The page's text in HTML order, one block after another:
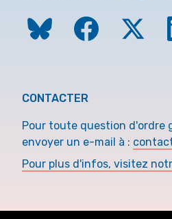
CONTACTER
Pour toute question d'ordre
envoyer un e-mail à :
Pour plus d'infos, visitez